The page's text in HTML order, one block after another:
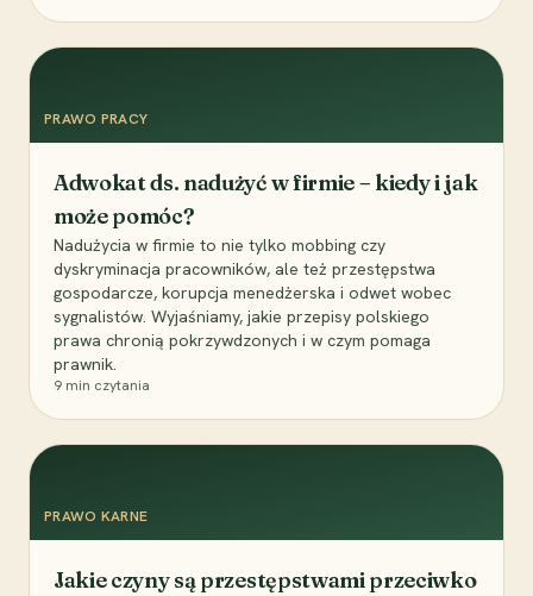
PRAWO PRACY
Adwokat ds. nadużyć w firmie – kiedy i jak
może pomóc?
Nadużycia w firmie to nie tylko mobbing czy
dyskryminacja pracowników, ale też przestępstwa
gospodarcze, korupcja menedżerska i odwet wobec
sygnalistów. Wyjaśniamy, jakie przepisy polskiego
prawa chronią pokrzywdzonych i w czym pomaga
prawnik.
9 min czytania
PRAWO KARNE
Jakie czyny są przestępstwami przeciwko